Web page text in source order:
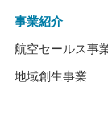
事業紹介
航空セールス事
地域創生事業